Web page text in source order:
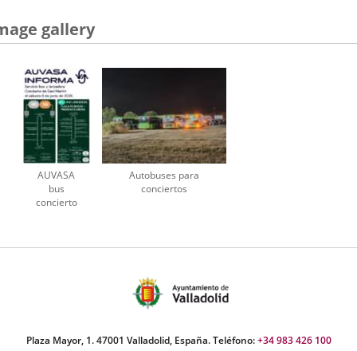
gallery
AUVASA
bus
concierto
Autobuses para
conciertos
Plaza Mayor, 1. 47001 Valladolid, España. Teléfono:+34 983 426 100